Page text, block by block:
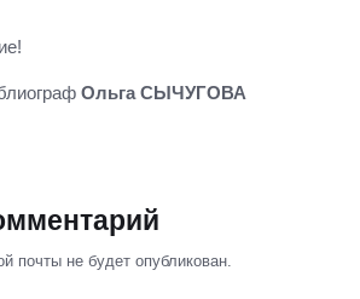
Ольга СЫЧУГОВА
почты не будет опубликован.